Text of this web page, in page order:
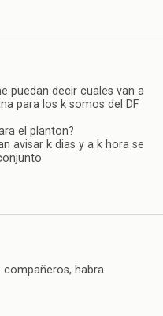
puedan decir cuales van a
para los k somos del DF
el planton?
avisar k dias y a k hora se
habra